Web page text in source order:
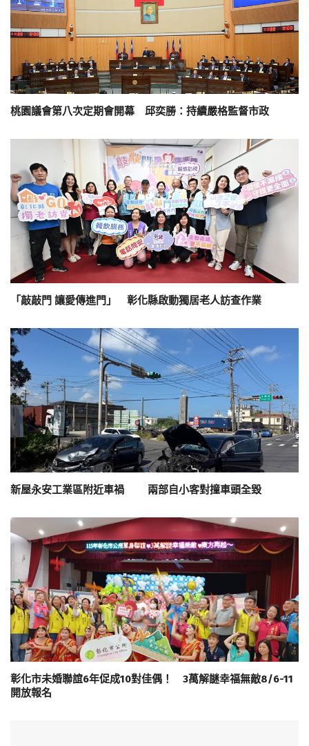
桃園議會第八次定期會開幕 邱奕勝：持續嚴格監督市政
「敲敲門 讓愛傳進門」 彰化縣啟動獨居老人訪查作業
新屋永安工業區附近車禍 兩部自小客對撞車頭全毀
彰化市未婚聯誼6年促成10對佳偶！ 3萬解謎幸福無敵8/6-11
開放報名